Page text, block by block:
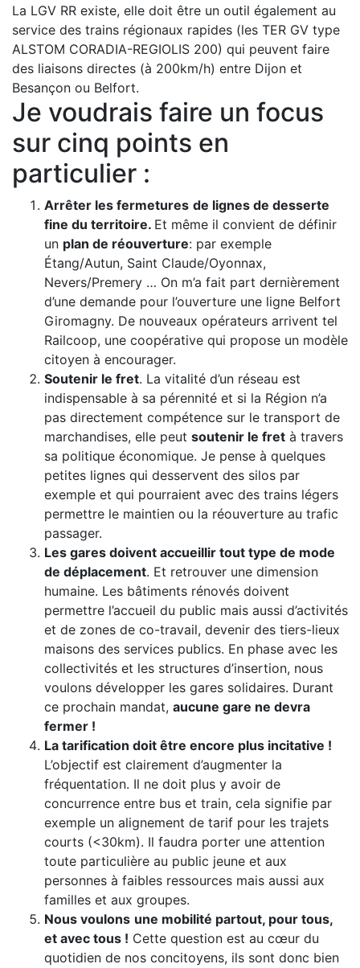
La LGV RR existe, elle doit être un outil également au
service des trains régionaux rapides (les TER GV type
ALSTOM CORADIA-REGIOLIS 200) qui peuvent faire
des liaisons directes (à 200km/h) entre Dijon et
Besançon ou Belfort.
Je voudrais faire un focus
sur cinq points en
particulier :
Arrêter les fermetures de lignes de desserte
fine du territoire. Et même il convient de définir
un plan de réouverture: par exemple
Étang/Autun, Saint Claude/Oyonnax,
Nevers/Premery … On m’a fait part dernièrement
d’une demande pour l’ouverture une ligne Belfort
Giromagny. De nouveaux opérateurs arrivent tel
Railcoop, une coopérative qui propose un modèle
citoyen à encourager.
Soutenir le fret. La vitalité d’un réseau est
indispensable à sa pérennité et si la Région n’a
pas directement compétence sur le transport de
marchandises, elle peut soutenir le fret à travers
sa politique économique. Je pense à quelques
petites lignes qui desservent des silos par
exemple et qui pourraient avec des trains légers
permettre le maintien ou la réouverture au trafic
passager.
Les gares doivent accueillir tout type de mode
de déplacement. Et retrouver une dimension
humaine. Les bâtiments rénovés doivent
permettre l’accueil du public mais aussi d’activités
et de zones de co-travail, devenir des tiers-lieux
maisons des services publics. En phase avec les
collectivités et les structures d’insertion, nous
voulons développer les gares solidaires. Durant
ce prochain mandat, aucune gare ne devra
fermer !
La tarification doit être encore plus incitative !
L’objectif est clairement d’augmenter la
fréquentation. Il ne doit plus y avoir de
concurrence entre bus et train, cela signifie par
exemple un alignement de tarif pour les trajets
courts (<30km). Il faudra porter une attention
toute particulière au public jeune et aux
personnes à faibles ressources mais aussi aux
familles et aux groupes.
Nous voulons une mobilité partout, pour tous,
et avec tous ! Cette question est au cœur du
quotidien de nos concitoyens, ils sont donc bien